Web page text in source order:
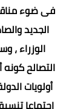
فى ضوء
الوزراء ،
التصالح
أولويات
اجتماعا